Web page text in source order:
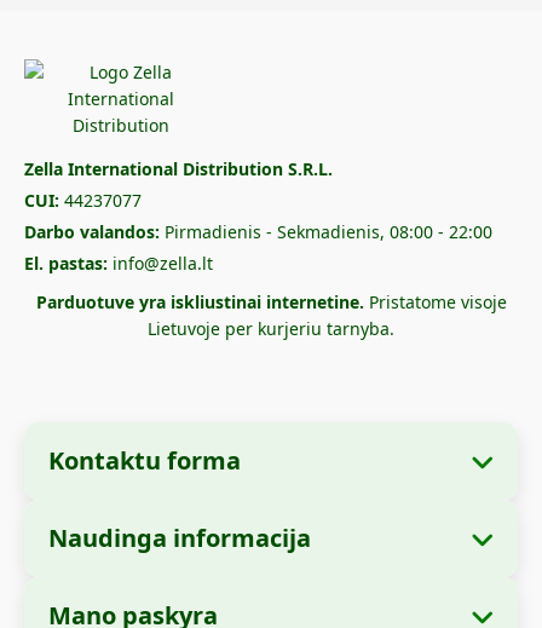
Zella International Distribution S.R.L.
CUI: 44237077
Darbo valandos: Pirmadienis - Sekmadienis, 08:00 - 22:00
El. pastas: info@zella.lt
Parduotuve yra iskliustinai internetine. Pristatome visoje
Lietuvoje per kurjeriu tarnyba.
Kontaktu forma
Imones informacija
Imones pavadinimas:
Naudinga informacija
Mano paskyra